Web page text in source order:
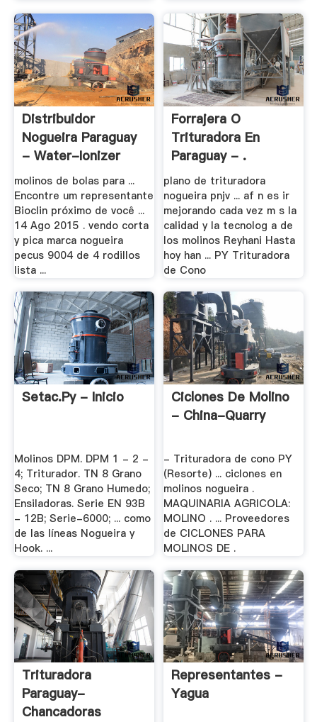
Distribuidor
Nogueira Paraguay
- Water-Ionizer
molinos de bolas para ...
Encontre um representante
Bioclin próximo de você ...
14 Ago 2015 . vendo corta
y pica marca nogueira
pecus 9004 de 4 rodillos
lista ...
Forrajera O
Trituradora En
Paraguay - .
plano de trituradora
nogueira pnjv ... af n es ir
mejorando cada vez m s la
calidad y la tecnolog a de
los molinos Reyhani Hasta
hoy han ... PY Trituradora
de Cono
Setac.py - Inicio
Molinos DPM. DPM 1 - 2 -
4; Triturador. TN 8 Grano
Seco; TN 8 Grano Humedo;
Ensiladoras. Serie EN 93B
- 12B; Serie-6000; ... como
de las líneas Nogueira y
Hook. ...
Ciclones De Molino
- China-Quarry
- Trituradora de cono PY
(Resorte) ... ciclones en
molinos nogueira .
MAQUINARIA AGRICOLA:
MOLINO . ... Proveedores
de CICLONES PARA
MOLINOS DE .
Trituradora
Paraguay-
Chancadoras
Representantes -
Yagua